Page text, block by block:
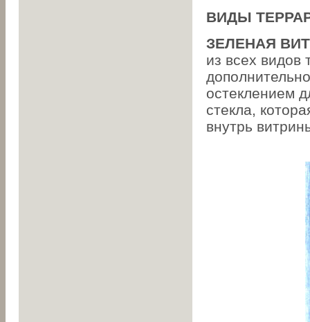
ВИДЫ
ЗЕЛЕНАЯ
из всех видов
остеклением
стекла,
внутрь